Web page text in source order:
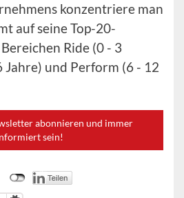
konzentriere man
auf seine Top-20-
Ride (0 - 3
Jahre) und Perform (6 - 12
abonnieren und immer
sein!